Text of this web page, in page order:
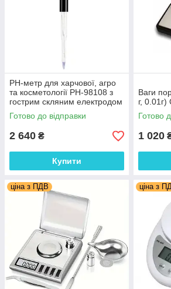
PH-метр для харчової, агро
та косметології PH-98108 з
гострим скляним електродом
pH: 0.00 – 14.00BNC
Готово до відправки
2 640 ₴
Купити
Ваги
г,
Готово
1 020
ціна з ПДВ ціна з